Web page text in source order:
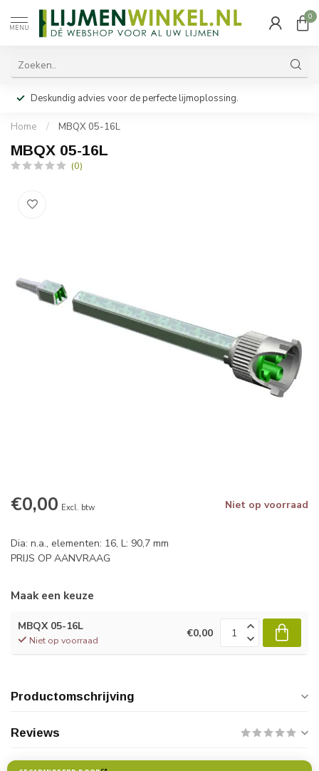
MENU
0
Deskundig advies voor de perfecte lijmoplossing.
Home / MBQX 05-16L
MBQX 05-16L
(0)
€0,00 Excl. btw Niet op voorraad
Dia: n.a., elementen: 16, L: 90,7 mm
PRIJS OP AANVRAAG
Maak een keuze
MBQX 05-16L
Niet op voorraad
€0,00
Productomschrijving
Reviews